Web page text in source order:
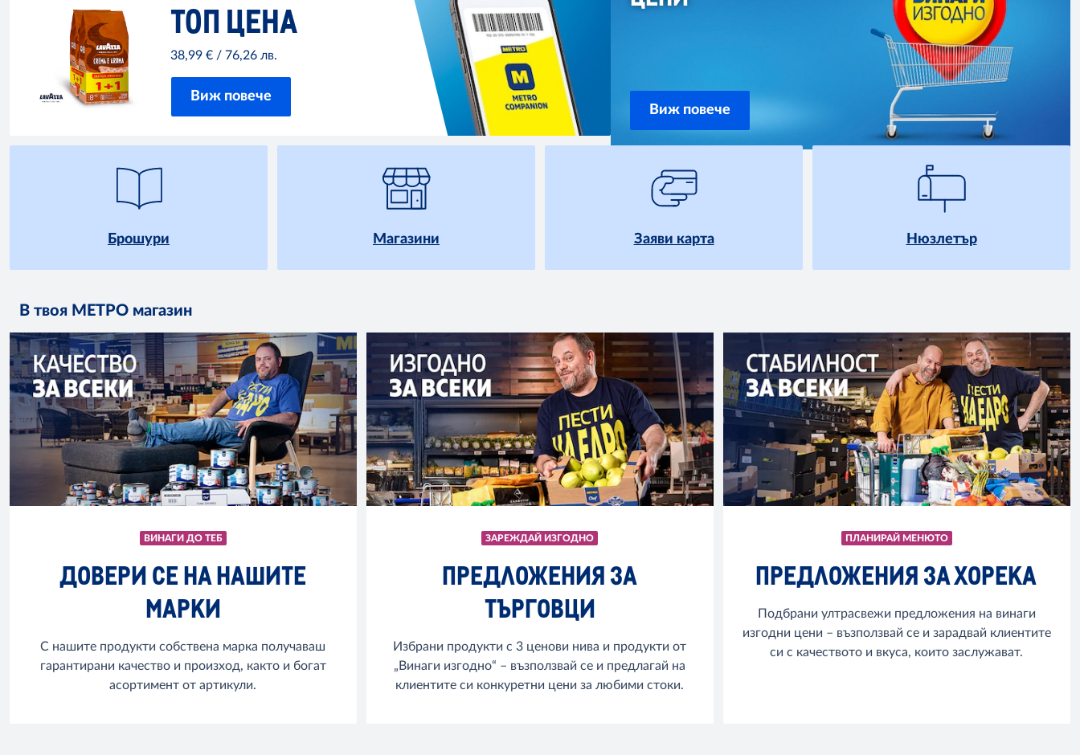
ТОП ЦЕНА
38,99 € / 76,26 лв.
Виж повече
Виж повече
Брошури Магазини Заяви карта Нюзлетър
В твоя МЕТРО магазин
ВИНАГИ ДО ТЕБ
ДОВЕРИ СЕ НА НАШИТЕ
МАРКИ
С нашите продукти собствена марка получаваш
гарантирани качество и произход, както и богат
асортимент от артикули.
ЗАРЕЖДАЙ ИЗГОДНО
ПРЕДЛОЖЕНИЯ ЗА
ТЪРГОВЦИ
Избрани продукти с 3 ценови нива и продукти от
„Винаги изгодно“ – възползвай се и предлагай на
клиентите си конкуретни цени за любими стоки.
ПЛАНИРАЙ МЕНЮТО
ПРЕДЛОЖЕНИЯ ЗА ХОРЕКА
Подбрани ултрасвежи предложения на винаги
изгодни цени – възползвай се и зарадвай клиентите
си с качеството и вкуса, които заслужават.